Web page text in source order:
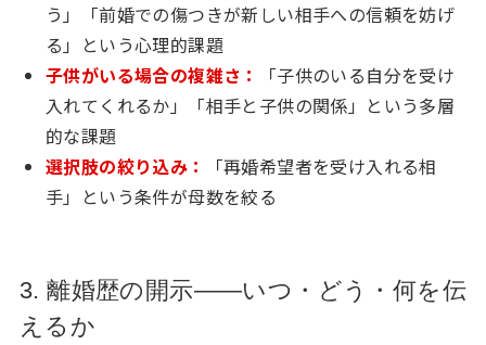
う」「前婚での傷つきが新しい相手への信頼を妨げ
る」という心理的課題
子供がいる場合の複雑さ：
「子供のいる自分を受け
入れてくれるか」「相手と子供の関係」という多層
的な課題
選択肢の絞り込み：
「再婚希望者を受け入れる相
手」という条件が母数を絞る
3. 離婚歴の開示——いつ・どう・何を伝
えるか